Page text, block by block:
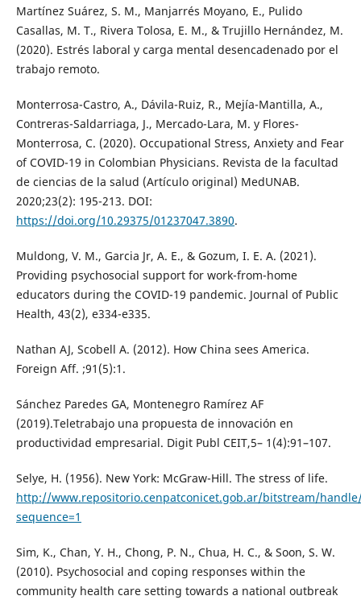
Martínez Suárez, S. M., Manjarrés Moyano, E., Pulido
Casallas, M. T., Rivera Tolosa, E. M., & Trujillo Hernández, M.
(2020). Estrés laboral y carga mental desencadenado por el
trabajo remoto.
Monterrosa-Castro, A., Dávila-Ruiz, R., Mejía-Mantilla, A.,
Contreras-Saldarriaga, J., Mercado-Lara, M. y Flores-
Monterrosa, C. (2020). Occupational Stress, Anxiety and Fear
of COVID-19 in Colombian Physicians. Revista de la facultad
de ciencias de la salud (Artículo original) MedUNAB.
2020;23(2): 195-213. DOI:
https://doi.org/10.29375/01237047.3890.
Muldong, V. M., Garcia Jr, A. E., & Gozum, I. E. A. (2021).
Providing psychosocial support for work-from-home
educators during the COVID-19 pandemic. Journal of Public
Health, 43(2), e334-e335.
Nathan AJ, Scobell A. (2012). How China sees America.
Foreign Aff. ;91(5):1.
Sánchez Paredes GA, Montenegro Ramírez AF
(2019).Teletrabajo una propuesta de innovación en
productividad empresarial. Digit Publ CEIT,5– 1(4):91–107.
Selye, H. (1956). New York: McGraw-Hill. The stress of life.
http://www.repositorio.cenpatconicet.gob.ar/bitstream/
sequence=1
Sim, K., Chan, Y. H., Chong, P. N., Chua, H. C., & Soon, S. W.
(2010). Psychosocial and coping responses within the
community health care setting towards a national outbreak